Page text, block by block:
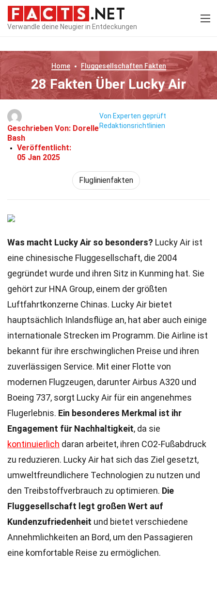
Verwandle deine Neugier in Entdeckungen
Home Fluggesellschaften Fakten
28 Fakten Über Lucky Air
Geschrieben Von: Dorelle
Bash
Veröffentlicht:
05 Jan 2025
Von Experten geprüft
Redaktionsrichtlinien
Fluglinienfakten
Was macht Lucky Air so besonders? Lucky Air ist
eine chinesische Fluggesellschaft, die 2004
gegründet wurde und ihren Sitz in Kunming hat. Sie
gehört zur HNA Group, einem der größten
Luftfahrtkonzerne Chinas. Lucky Air bietet
hauptsächlich Inlandsflüge an, hat aber auch einige
internationale Strecken im Programm. Die Airline ist
bekannt für ihre erschwinglichen Preise und ihren
zuverlässigen Service. Mit einer Flotte von
modernen Flugzeugen, darunter Airbus A320 und
Boeing 737, sorgt Lucky Air für ein angenehmes
Flugerlebnis. Ein besonderes Merkmal ist ihr
Engagement für Nachhaltigkeit, da sie
kontinuierlich daran arbeitet, ihren CO2-Fußabdruck
zu reduzieren. Lucky Air hat sich das Ziel gesetzt,
umweltfreundlichere Technologien zu nutzen und
den Treibstoffverbrauch zu optimieren. Die
Fluggesellschaft legt großen Wert auf
Kundenzufriedenheit und bietet verschiedene
Annehmlichkeiten an Bord, um den Passagieren
eine komfortable Reise zu ermöglichen.